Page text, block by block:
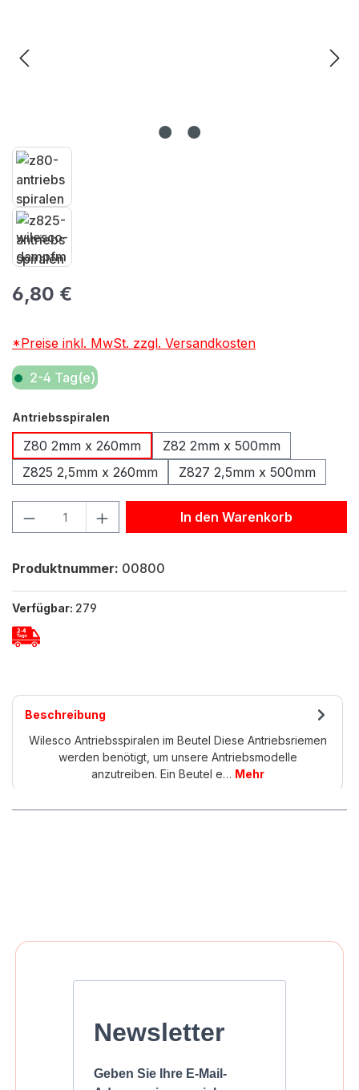
Regulärer Preis:
6,80 €
*Preise inkl. MwSt. zzgl. Versandkosten
2-4 Tag(e)
Antriebsspiralen
Z80 2mm x 260mm
Z82 2mm x 500mm
Z825 2,5mm x 260mm
Z827 2,5mm x 500mm
Produkt Anzahl: Gib den gewünschten Wert ein oder
In den Warenkorb
Produktnummer: 00800
Verfügbar: 279
Beschreibung
Wilesco Antriebsspiralen im Beutel Diese Antriebsriemen
werden benötigt, um unsere Antriebsmodelle
anzutreiben. Ein Beutel e… Mehr
Newsletter
Geben Sie Ihre E-Mail-